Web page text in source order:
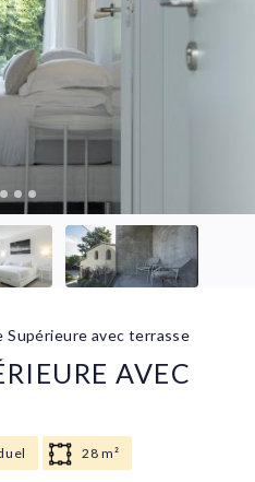
Supérieure avec terrasse
AVEC
28 m²